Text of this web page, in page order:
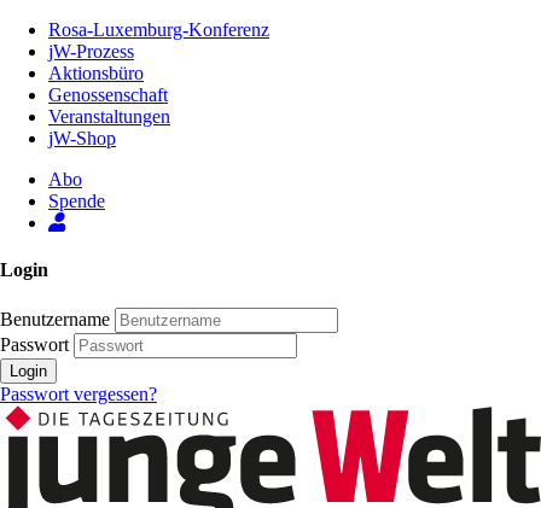
Inhalt
Seite
Rosa-Luxemburg-Konferenz
jW-Prozess
Aktionsbüro
Genossenschaft
Veranstaltungen
jW-Shop
Abo
Spende
Login
Benutzername
Passwort
Login
Passwort vergessen?